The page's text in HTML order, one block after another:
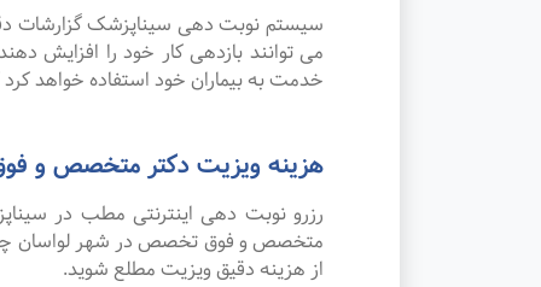
سیستم نوبت دهی سیناپزشک گزارشات
می توانند بازدهی کار خود را افزایش
خدمت به بیماران خود استفاده خواهد
هزینه ویزیت دکتر متخصص و
رزرو نوبت دهی اینترنتی مطب در
متخصص و فوق تخصص در شهر لواسان
از هزینه دقیق ویزیت مطلع شوید.